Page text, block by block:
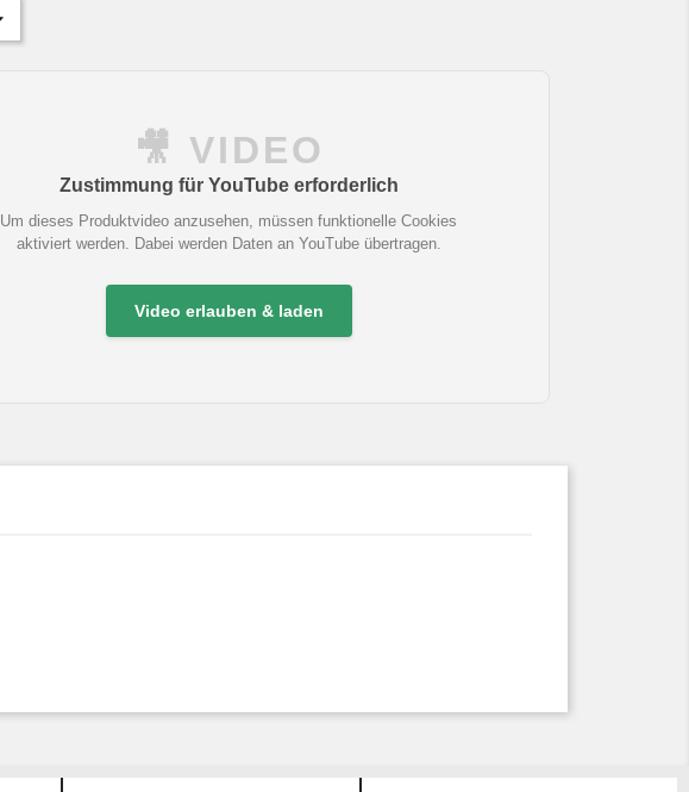
🎥 VIDEO
Zustimmung für YouTube erforderlich
Um dieses Produktvideo anzusehen, müssen funktionelle Cookies
aktiviert werden. Dabei werden Daten an YouTube übertragen.
Video erlauben & laden